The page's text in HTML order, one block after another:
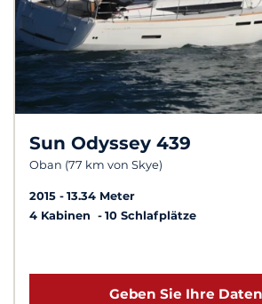
Sun Odyssey 439
Oban (77 km von Skye)
2015
13.34 Meter
4 Kabinen
10 Schlafplätze
Geben Sie Ihre